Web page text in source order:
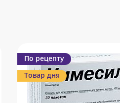
По рецепту
Товар дня